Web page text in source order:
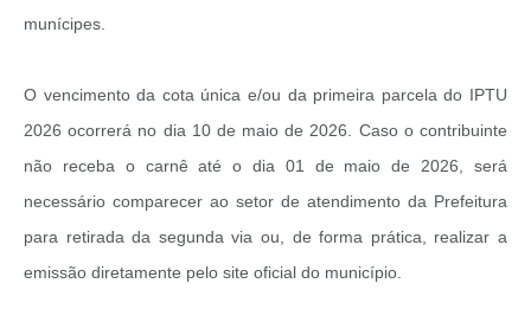
Casa das Artesãs
CAPS AD II “João Maria Lúcio Martins”
Multimídia - Hino de Martinópolis
munícipes.
O vencimento da cota única e/ou da primeira parcela do IPTU
2026 ocorrerá no dia 10 de maio de 2026. Caso o contribuinte
não receba o carnê até o dia 01 de maio de 2026, será
necessário comparecer ao setor de atendimento da Prefeitura
para retirada da segunda via ou, de forma prática, realizar a
emissão diretamente pelo site oficial do município.